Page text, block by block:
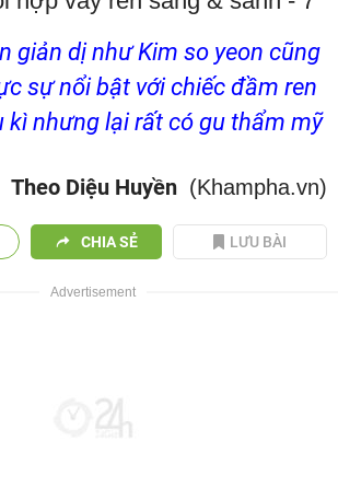
giản dị như Kim so yeon cũng
sự nổi bật với chiếc đầm ren
kì nhưng lại rất có gu thẩm mỹ
Theo Diệu Huyền (Khampha.vn)
CHIA SẺ LƯU BÀI